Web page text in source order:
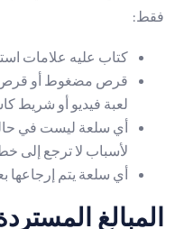
فقط:
كتاب عليه علامات
لعبة فيديو أو شريط
أي سلعة ليست في
لأسباب لا ترجع إلى
أي سلعة يتم إرجاعها بعد أكثر من
المبالغ